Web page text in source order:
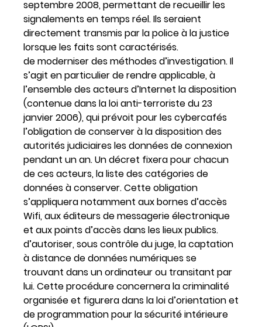
septembre 2008, permettant de recueillir les
signalements en temps réel. Ils seraient
directement transmis par la police à la justice
lorsque les faits sont caractérisés.
de moderniser des méthodes d’investigation. Il
s’agit en particulier de rendre applicable, à
l’ensemble des acteurs d’Internet la disposition
(contenue dans la loi anti-terroriste du 23
janvier 2006), qui prévoit pour les cybercafés
l’obligation de conserver à la disposition des
autorités judiciaires les données de connexion
pendant un an. Un décret fixera pour chacun
de ces acteurs, la liste des catégories de
données à conserver. Cette obligation
s’appliquera notamment aux bornes d’accès
Wifi, aux éditeurs de messagerie électronique
et aux points d’accès dans les lieux publics.
d’autoriser, sous contrôle du juge, la captation
à distance de données numériques se
trouvant dans un ordinateur ou transitant par
lui. Cette procédure concernera la criminalité
organisée et figurera dans la loi d’orientation et
de programmation pour la sécurité intérieure